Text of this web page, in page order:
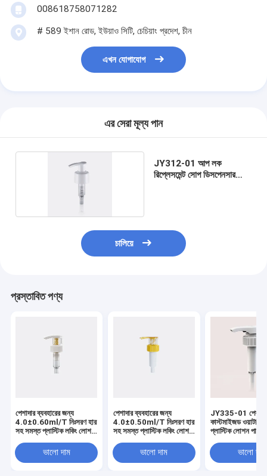
008618758071282
# 589 ইশান রোড, ইউয়াও সিটি, চেচিয়াং প্রদেশ, চীন
এখন যোগাযোগ
এর সেরা মূল্য পান
JY312-01 আপ লক
রিপ্লেসমেন্ট সোপ ডিসপেনসার
চালিয়ে
প্রস্তাবিত পণ্য
পেশাদার ব্যবহারের জন্য
4.0±0.60ml/T নিঃসরণ হার
সহ সমস্ত প্লাস্টিক লকিং লোশন
ভালো দাম
পেশাদার ব্যবহারের জন্য
4.0±0.50ml/T নিঃসরণ হার
সহ সমস্ত প্লাস্টিক লকিং লোশন
ভালো দাম
JY335-01
কাস্টমাইজড
প্লাস্টিক লোশন পাম্প
ভালো দাম